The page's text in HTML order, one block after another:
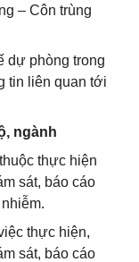
– Côn trùng
dự phòng trong
tin liên quan tới
ngành
thực hiện
sát, báo cáo
thực hiện,
sát, báo cáo